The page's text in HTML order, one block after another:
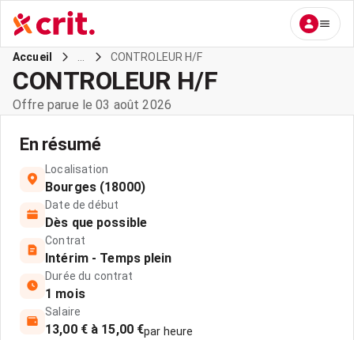
Accueil CONTROLEUR H/F
CONTROLEUR H/F
Offre parue le 03 août 2026
En résumé
Localisation
Bourges (18000)
Date de début
Dès que possible
Contrat
Intérim - Temps plein
Durée du contrat
1 mois
Salaire
13,00 € à 15,00 €par heure